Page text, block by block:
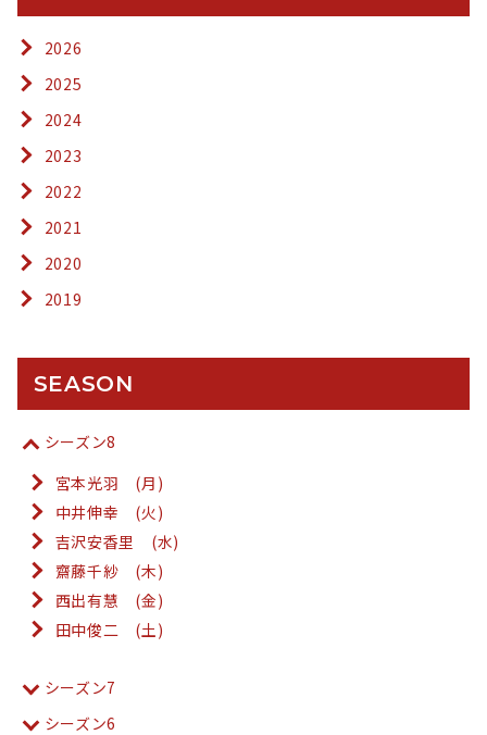
2026
2025
2024
2023
2022
2021
2020
2019
SEASON
シーズン8
宮本光羽 (月)
中井伸幸 (火)
吉沢安香里 (水)
齋藤千紗 (木)
西出有慧 (金)
田中俊二 (土)
シーズン7
シーズン6